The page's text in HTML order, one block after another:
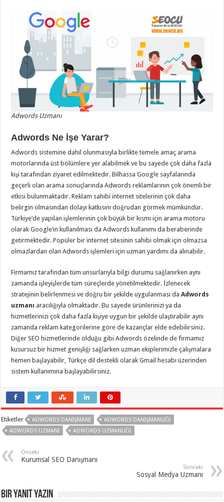
Adwords Uzmanı
Adwords Ne İşe Yarar?
Adwords sistemine dahil olunmasıyla birlikte temele amaç arama
motorlarında üst bölümlere yer alabilmek ve bu sayede çok daha fazla
kişi tarafından ziyaret edilmektedir. Bilhassa Google sayfalarında
geçerli olan arama sonuçlarında Adwords reklamlarının çok önemli bir
etkisi bulunmaktadır. Reklam sahibi internet sitelerinin çok daha
belirgin olmasından dolayı katkısını doğrudan görmek mümkündür.
Türkiye’de yapılan işlemlerinin çok büyük bir kısmı için arama motoru
olarak Google’ın kullanılması da Adwords kullanımı da beraberinde
getirmektedir. Popüler bir internet sitesinin sahibi olmak için olmazsa
olmazlardan olan Adwords işlemleri için uzman yardımı da alınabilir.
Firmamız tarafından tüm unsurlarıyla bilgi durumu sağlanırken aynı
zamanda işleyişlerde tüm süreçlerde yönetilmektedir. İzlenecek
stratejinin belirlenmesi ve doğru bir şekilde uygulanması daAdwords
uzmanı aracılığıyla olmaktadır. Bu sayede ürünlerinizi ya da
hizmetlerinizi çok daha fazla kişiye uygun bir şekilde ulaştırabilir aynı
zamanda reklam kategorilerine göre de kazançlar elde edebilirsiniz.
Diğer SEO hizmetlerinde olduğu gibi Adwords özelinde de firmamız
kusursuz bir hizmet genişliği sağlarken uzman ekiplerimizle çalışmalara
hemen başlayabilir, Türkçe dil destekli olarak Gmail hesabı üzerinden
sistem kullanımına başlayabilirsiniz.
Etiketler ADWORDS DANIŞMANI
ADWORDS DANIŞMANLIĞI
ADWORDS UZMANI
ADWORDS UZMANLIĞI
Önceki
Kurumsal SEO Danışmanı
Sonraki
Sosyal Medya Uzmanı
Bir yanıt yazın